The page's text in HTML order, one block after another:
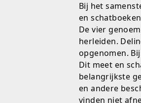
Bij het
en
De vier
herleiden.
opgenomen.
Dit meet en
belangrijkste
en andere
vinden niet